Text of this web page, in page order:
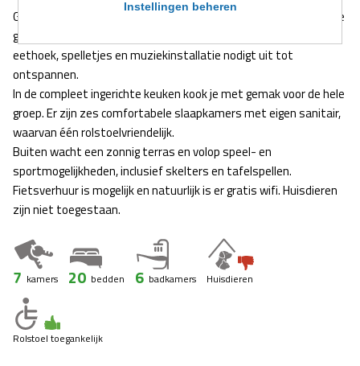
Geniet samen van een heerlijk verblijf in onze ruime en sfeervolle
groepsaccommodatie. De gezellige huiskamer met zithoek,
eethoek, spelletjes en muziekinstallatie nodigt uit tot
ontspannen.
In de compleet ingerichte keuken kook je met gemak voor de hele
groep. Er zijn zes comfortabele slaapkamers met eigen sanitair,
waarvan één rolstoelvriendelijk.
Buiten wacht een zonnig terras en volop speel- en
sportmogelijkheden, inclusief skelters en tafelspellen.
Fietsverhuur is mogelijk en natuurlijk is er gratis wifi. Huisdieren
zijn niet toegestaan.
7 kamers 20 bedden 6 badkamers Huisdieren
Rolstoel toegankelijk
Instellingen beheren